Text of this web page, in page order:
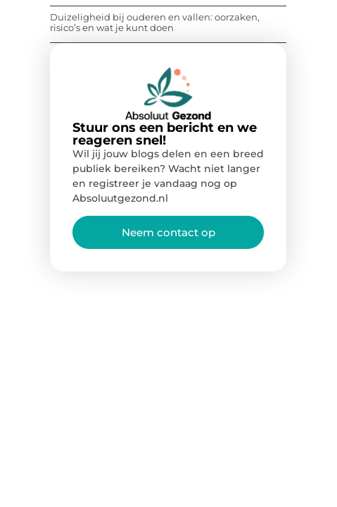
Duizeligheid bij ouderen en vallen: oorzaken,
risico’s en wat je kunt doen
Stuur ons een bericht en we
reageren snel!
Wil jij jouw blogs delen en een breed
publiek bereiken? Wacht niet langer
en registreer je vandaag nog op
Absoluutgezond.nl
Neem contact op